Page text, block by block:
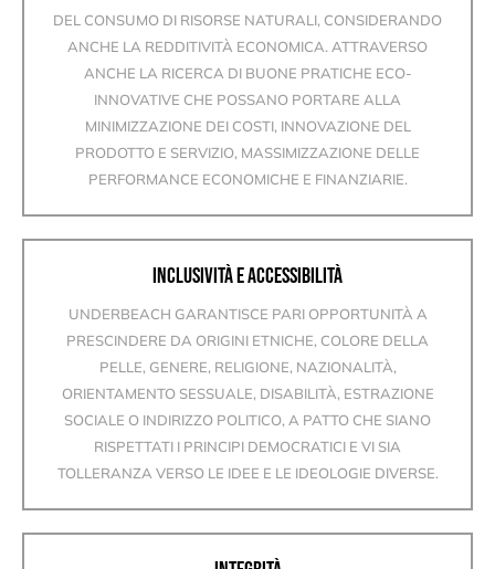
DEL CONSUMO DI RISORSE NATURALI, CONSIDERANDO
ANCHE LA REDDITIVITÀ ECONOMICA. ATTRAVERSO
ANCHE LA RICERCA DI BUONE PRATICHE ECO-
INNOVATIVE CHE POSSANO PORTARE ALLA
MINIMIZZAZIONE DEI COSTI, INNOVAZIONE DEL
PRODOTTO E SERVIZIO, MASSIMIZZAZIONE DELLE
PERFORMANCE ECONOMICHE E FINANZIARIE.
INCLUSIVITÀ E ACCESSIBILITÀ
UNDERBEACH GARANTISCE PARI OPPORTUNITÀ A
PRESCINDERE DA ORIGINI ETNICHE, COLORE DELLA
PELLE, GENERE, RELIGIONE, NAZIONALITÀ,
ORIENTAMENTO SESSUALE, DISABILITÀ, ESTRAZIONE
SOCIALE O INDIRIZZO POLITICO, A PATTO CHE SIANO
RISPETTATI I PRINCIPI DEMOCRATICI E VI SIA
TOLLERANZA VERSO LE IDEE E LE IDEOLOGIE DIVERSE.